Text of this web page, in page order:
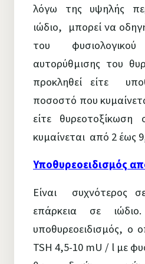
λόγω της υψηλής
ιώδιο, μπορεί να
του
αυτορύθμισης του
προκληθεί είτε
ποσοστό που
είτε
κυμαίνεται από 2 έως
Υποθυρεοειδισμός
Είναι συχνότερος
επάρκεια σε
υποθυρεοειδισμός, ο
TSH 4,5-10 mU / l με